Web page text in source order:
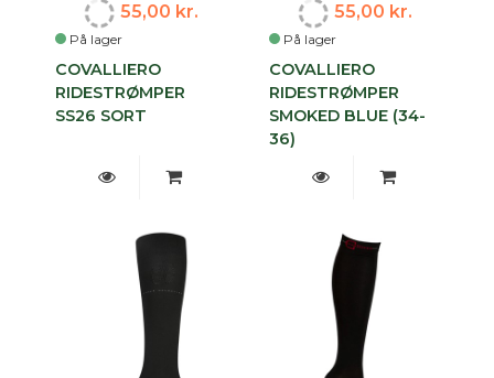
På lager
55,00 kr.
COVALLIERO
RIDESTRØMPER
SS26 SORT
På lager
55,00 kr.
COVALLIERO
RIDESTRØMPER
SMOKED BLUE (34-
36)